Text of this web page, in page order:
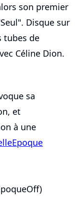
son premier
Disque sur
tubes de
Céline Dion.
sa
et
à une